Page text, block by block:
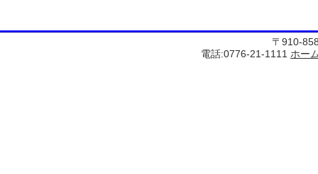
〒910-
電話:0776-21-1111 ホー